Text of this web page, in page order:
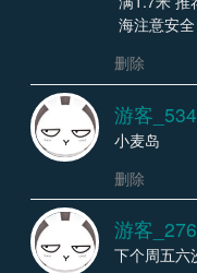
海注意安
删除
游客
小麦岛
删除
游客
下个周五六